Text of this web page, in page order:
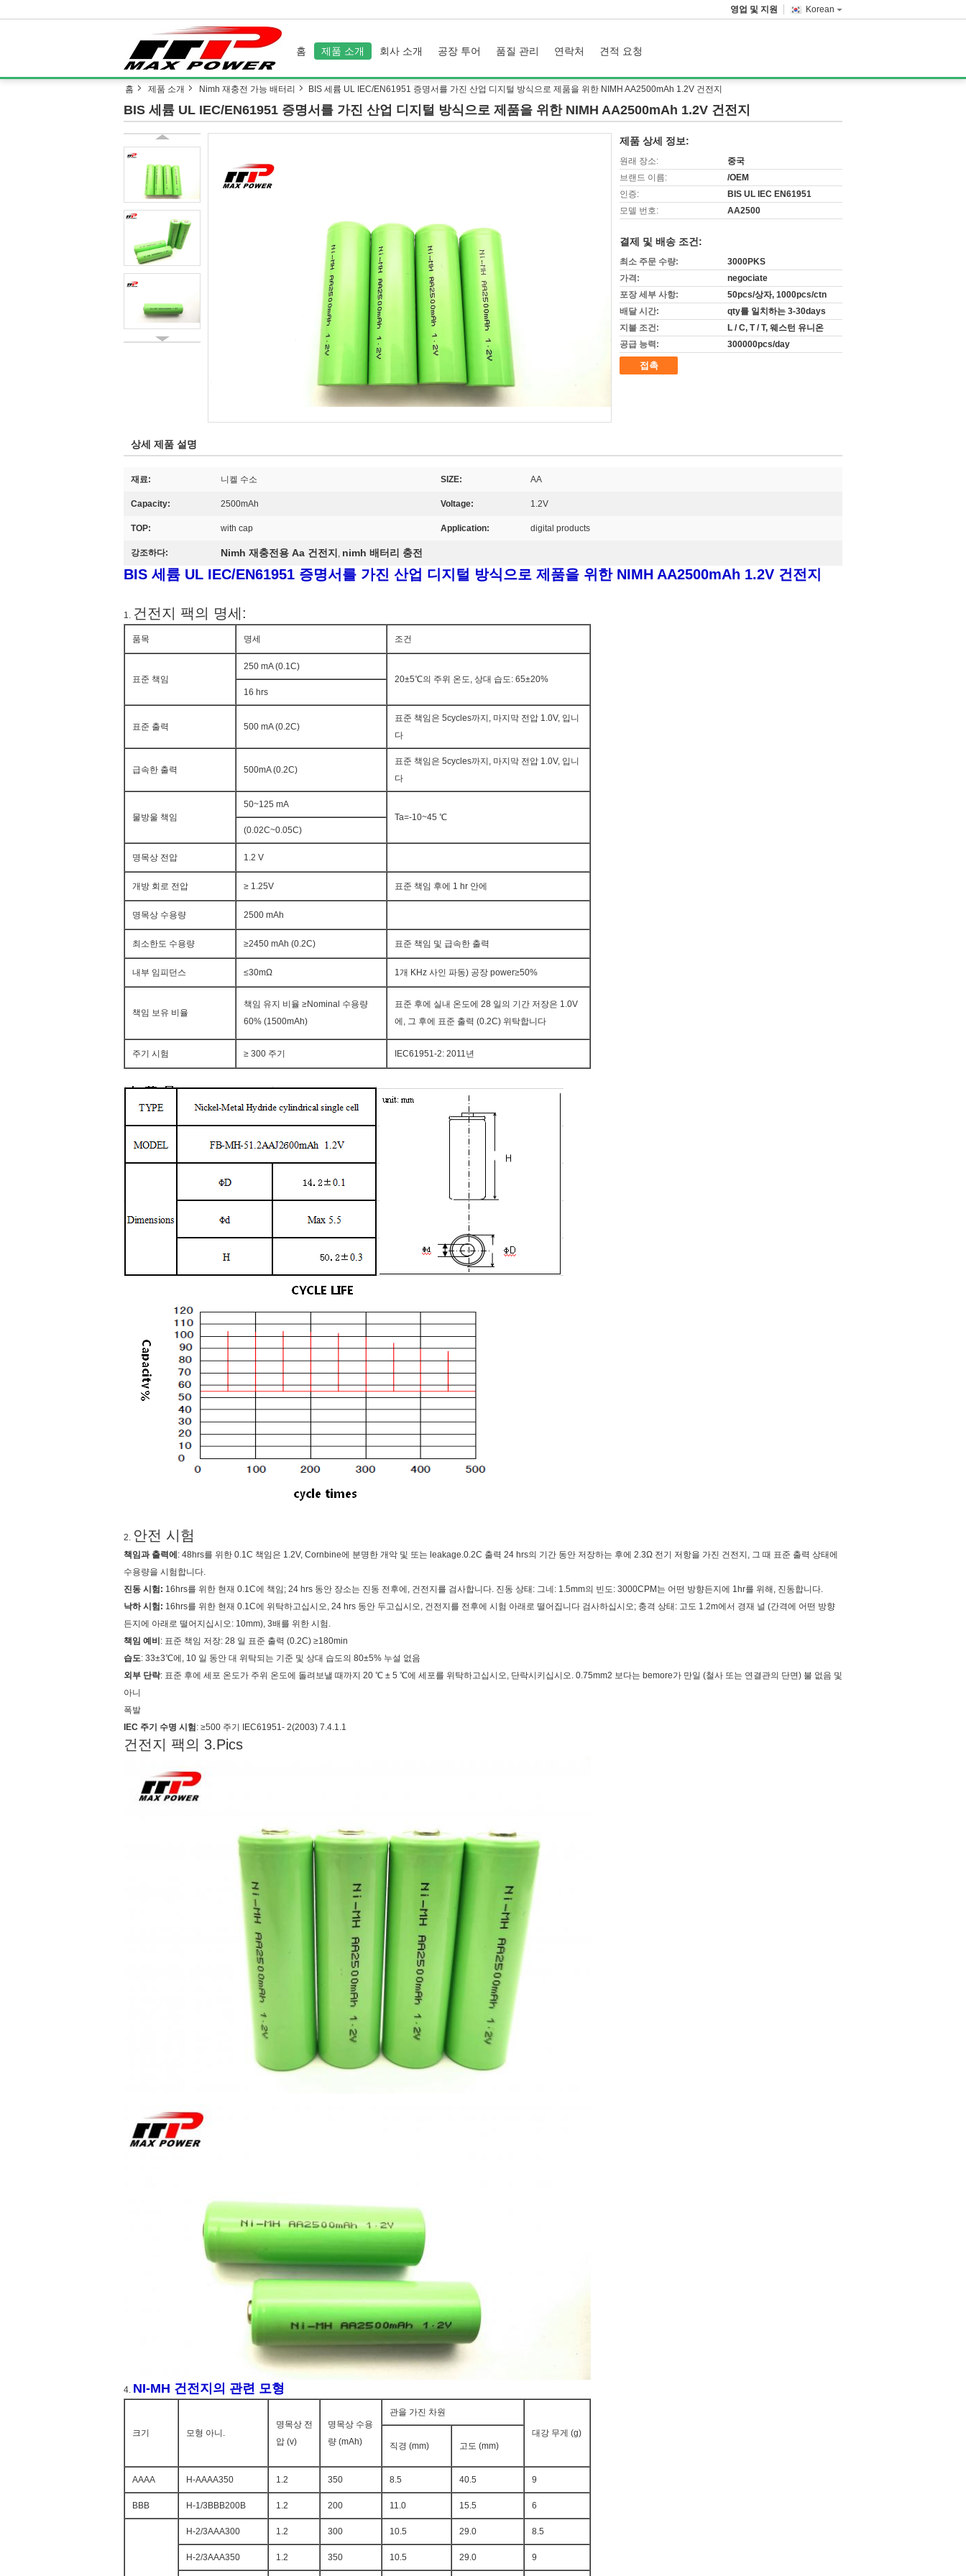
Korean
영업 및 지원
홈 제품 소개 회사 소개 공장 투어 품질 관리 연락처 견적 요청
홈 제품 소개 Nimh 재충전 가능 배터리 BIS 세륨 UL IEC/EN61951 증명서를 가진 산업 디지털 방식으로 제품을 위한 NIMH AA2500mAh 1.2V 건전지
BIS 세륨 UL IEC/EN61951 증명서를 가진 산업 디지털 방식으로 제품을 위한 NIMH AA2500mAh 1.2V 건전지
제품 상세 정보:
원래 장소:
중국
브랜드 이름:
/OEM
인증:
BIS UL IEC EN61951
모델 번호:
AA2500
결제 및 배송 조건:
최소 주문 수량:
3000PKS
가격:
negociate
포장 세부 사항:
50pcs/상자, 1000pcs/ctn
배달 시간:
qty를 일치하는 3-30days
지불 조건:
L / C, T / T, 웨스턴 유니온
공급 능력:
300000pcs/day
접촉
상세 제품 설명
재료: 니켈 수소 SIZE: AA
Capacity: 2500mAh Voltage: 1.2V
TOP: with cap Application: digital products
강조하다: Nimh 재충전용 Aa 건전지 , nimh 배터리 충전
BIS 세륨 UL IEC/EN61951 증명서를 가진 산업 디지털 방식으로 제품을 위한 NIMH AA2500mAh 1.2V 건전지
1. 건전지 팩의 명세:
품목 명세 조건
표준 책임
250 mA (0.1C)
20±5℃의 주위 온도, 상대 습도: 65±20%
16 hrs
표준 출력 500 mA (0.2C)
표준 책임은 5cycles까지, 마지막 전압 1.0V, 입니
다
급속한 출력 500mA (0.2C)
표준 책임은 5cycles까지, 마지막 전압 1.0V, 입니
다
물방울 책임
50~125 mA
Ta=-10~45 ℃
(0.02C~0.05C)
명목상 전압 1.2 V
개방 회로 전압 ≥ 1.25V 표준 책임 후에 1 hr 안에
명목상 수용량 2500 mAh
최소한도 수용량 ≥2450 mAh (0.2C) 표준 책임 및 급속한 출력
내부 임피던스 ≤30mΩ 1개 KHz 사인 파동) 공장 power≥50%
책임 보유 비율
책임 유지 비율 ≥Nominal 수용량
60% (1500mAh)
표준 후에 실내 온도에 28 일의 기간 저장은 1.0V
에, 그 후에 표준 출력 (0.2C) 위탁합니다
주기 시험 ≥ 300 주기 IEC61951-2: 2011년
2. 안전 시험
책임과 출력에 : 48hrs를 위한 0.1C 책임은 1.2V, Cornbine에 분명한 개악 및 또는 leakage.0.2C 출력 24 hrs의 기간 동안 저장하는 후에 2.3Ω 전기 저항을 가진 건전지, 그 때 표준 출력 상태에
수용량을 시험합니다.
진동 시험: 16hrs를 위한 현재 0.1C에 책임; 24 hrs 동안 장소는 진동 전후에, 건전지를 검사합니다. 진동 상태: 그네: 1.5mm의 빈도: 3000CPM는 어떤 방향든지에 1hr를 위해, 진동합니다.
낙하 시험: 16hrs를 위한 현재 0.1C에 위탁하고십시오, 24 hrs 동안 두고십시오, 건전지를 전후에 시험 아래로 떨어집니다 검사하십시오; 충격 상태: 고도 1.2m에서 경재 널 (간격에 어떤 방향
든지에 아래로 떨어지십시오: 10mm), 3배를 위한 시험.
책임 예비 : 표준 책임 저장: 28 일 표준 출력 (0.2C) ≥180min
습도: 33±3℃에, 10 일 동안 대 위탁되는 기준 및 상대 습도의 80±5% 누설 없음
외부 단락: 표준 후에 세포 온도가 주위 온도에 돌려보낼 때까지 20 ℃ ± 5 ℃에 세포를 위탁하고십시오, 단락시키십시오. 0.75mm2 보다는 bemore가 만일 (철사 또는 연결관의 단면) 불 없음 및
아니
폭발
IEC 주기 수명 시험 : ≥500 주기 IEC61951- 2(2003) 7.4.1.1
건전지 팩의 3.Pics
4. NI-MH 건전지의 관련 모형
크기 모형 아니.
명목상 전
압 (v)
명목상 수용
량 (mAh)
관을 가진 차원
대강 무게 (g)
직경 (mm)
고도 (mm)
AAAA H-AAAA350 1.2 350 8.5 40.5 9
BBB H-1/3BBB200B 1.2 200 11.0 15.5 6
H-2/3AAA300 1.2 300 10.5 29.0 8.5
H-2/3AAA350 1.2 350 10.5 29.0 9